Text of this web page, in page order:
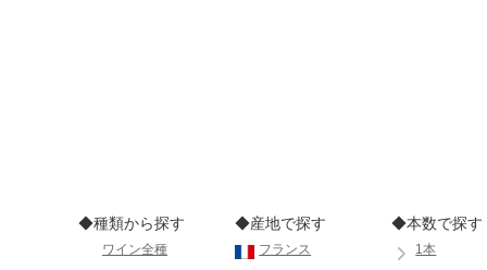
◆種類から探す
ワイン全種
◆産地で探す
フランス
◆本数で探す
1本